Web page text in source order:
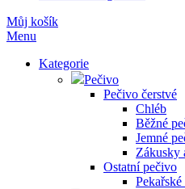
Můj košík
Menu
Kategorie
Pečivo
Pečivo čerstvé
Chléb
Běžné
Jemné
Zákusky
Ostatní pečivo